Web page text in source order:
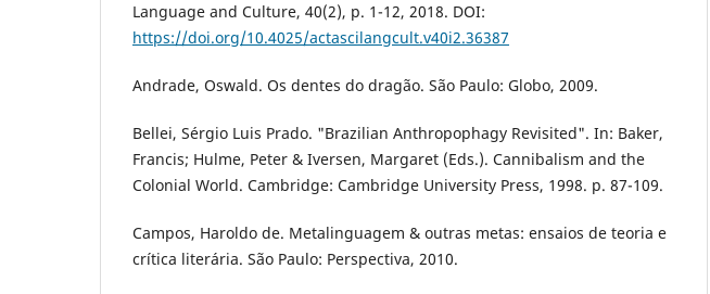
Language and Culture, 40(2), p. 1-12, 2018. DOI:
https://doi.org/10.4025/actascilangcult.v40i2.36387
Andrade, Oswald. Os dentes do dragão. São Paulo: Globo, 2009.
Bellei, Sérgio Luis Prado. "Brazilian Anthropophagy Revisited". In: Baker,
Francis; Hulme, Peter & Iversen, Margaret (Eds.). Cannibalism and the
Colonial World. Cambridge: Cambridge University Press, 1998. p. 87-109.
Campos, Haroldo de. Metalinguagem & outras metas: ensaios de teoria e
crítica literária. São Paulo: Perspectiva, 2010.